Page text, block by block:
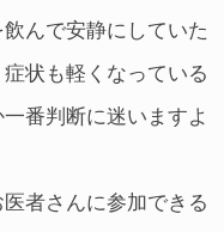
んで安静にしていた
状も軽くなっている
番判断に迷いますよ
者さんに参加できる